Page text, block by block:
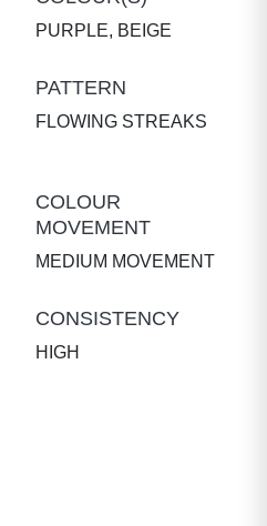
PURPLE, BEIGE
PATTERN
FLOWING STREAKS
COLOUR
MOVEMENT
MEDIUM MOVEMENT
CONSISTENCY
HIGH